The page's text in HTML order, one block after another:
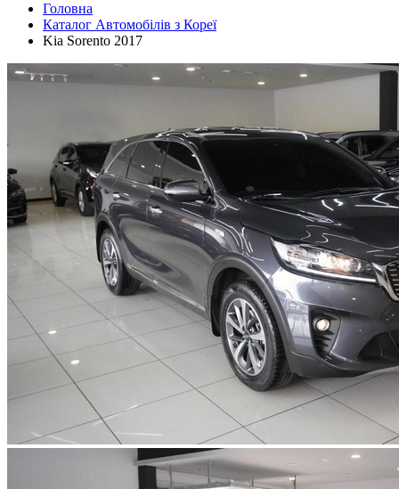
Головна
Каталог Автомобілів з Кореї
Kia Sorento 2017